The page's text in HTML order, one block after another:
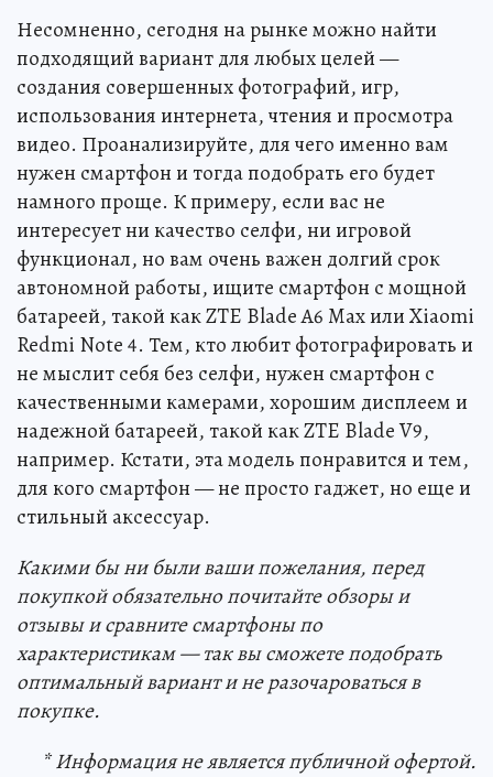
Несомненно, сегодня на рынке можно найти
подходящий вариант для любых целей —
создания совершенных фотографий, игр,
использования интернета, чтения и просмотра
видео. Проанализируйте, для чего именно вам
нужен смартфон и тогда подобрать его будет
намного проще. К примеру, если вас не
интересует ни качество селфи, ни игровой
функционал, но вам очень важен долгий срок
автономной работы, ищите смартфон с мощной
батареей, такой как ZTE Blade A6 Max или Xiaomi
Redmi Note 4. Тем, кто любит фотографировать и
не мыслит себя без селфи, нужен смартфон с
качественными камерами, хорошим дисплеем и
надежной батареей, такой как ZTE Blade V9,
например. Кстати, эта модель понравится и тем,
для кого смартфон — не просто гаджет, но еще и
стильный аксессуар.
Какими бы ни были ваши пожелания, перед
покупкой обязательно почитайте обзоры и
отзывы и сравните смартфоны по
характеристикам — так вы сможете подобрать
оптимальный вариант и не разочароваться в
покупке.
* Информация не является публичной офертой.